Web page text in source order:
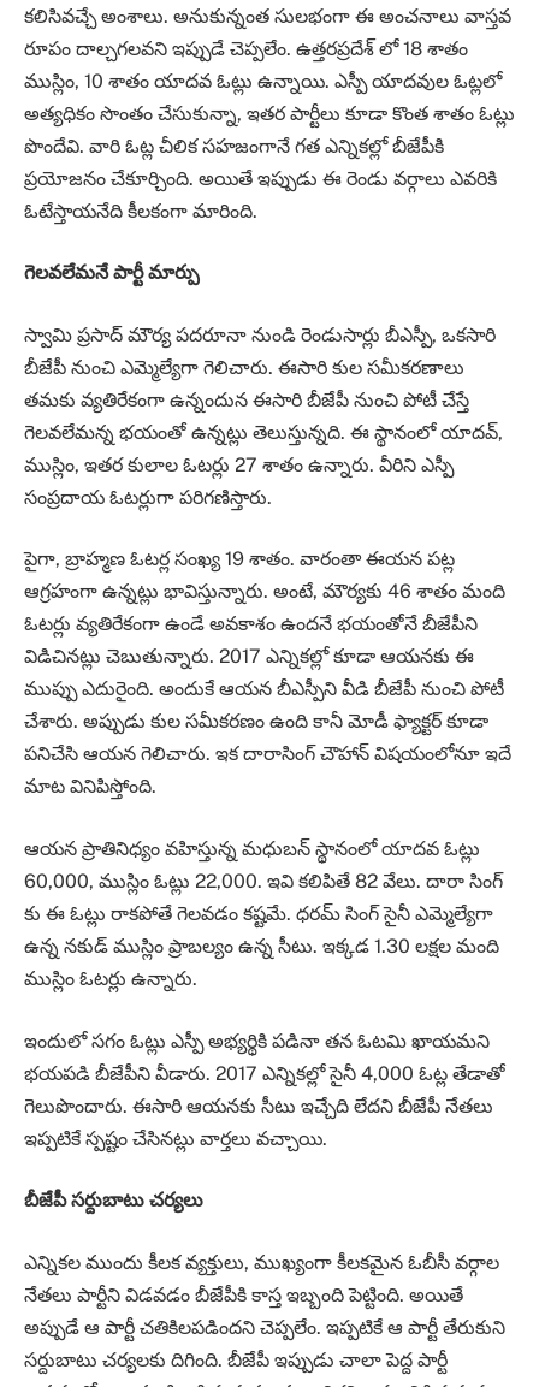
కలిసివచ్చే అంశాలు. అనుకున్నంత సులభంగా ఈ అంచనాలు వాస్తవ
రూపం దాల్చగలవని ఇప్పుడే చెప్పలేం. ఉత్తరప్రదేశ్ లో 18 శాతం
ముస్లిం, 10 శాతం యాదవ ఓట్లు ఉన్నాయి. ఎస్పీ యాదవుల ఓట్లలో
అత్యధికం సొంతం చేసుకున్నా, ఇతర పార్టీలు కూడా కొంత శాతం ఓట్లు
పొందేవి. వారి ఓట్ల చీలిక సహజంగానే గత ఎన్నికల్లో బీజేపీకి
ప్రయోజనం చేకూర్చింది. అయితే ఇప్పుడు ఈ రెండు వర్గాలు ఎవరికి
ఓటేస్తాయనేది కీలకంగా మారింది.
గెలవలేమనే పార్టీ మార్పు
స్వామి ప్రసాద్ మౌర్య పదరూనా నుండి రెండుసార్లు బీఎస్పీ, ఒకసారి
బీజేపీ నుంచి ఎమ్మెల్యేగా గెలిచారు. ఈసారి కుల సమీకరణాలు
తమకు వ్యతిరేకంగా ఉన్నందున ఈసారి బీజేపీ నుంచి పోటీ చేస్తే
గెలవలేమన్న భయంతో ఉన్నట్లు తెలుస్తున్నది. ఈ స్థానంలో యాదవ్,
ముస్లిం, ఇతర కులాల ఓటర్లు 27 శాతం ఉన్నారు. వీరిని ఎస్పీ
సంప్రదాయ ఓటర్లుగా పరిగణిస్తారు.
పైగా, బ్రాహ్మణ ఓటర్ల సంఖ్య 19 శాతం. వారంతా ఈయన పట్ల
ఆగ్రహంగా ఉన్నట్లు భావిస్తున్నారు. అంటే, మౌర్యకు 46 శాతం మంది
ఓటర్లు వ్యతిరేకంగా ఉండే అవకాశం ఉందనే భయంతోనే బీజేపీని
విడిచినట్లు చెబుతున్నారు. 2017 ఎన్నికల్లో కూడా ఆయనకు ఈ
ముప్పు ఎదురైంది. అందుకే ఆయన బీఎస్పీని వీడి బీజేపీ నుంచి పోటీ
చేశారు. అప్పుడు కుల సమీకరణం ఉంది కానీ మోడీ ఫ్యాక్టర్ కూడా
పనిచేసి ఆయన గెలిచారు. ఇక దారాసింగ్‌ చౌహాన్‌ విషయంలోనూ ఇదే
మాట వినిపిస్తోంది.
ఆయన ప్రాతినిధ్యం వహిస్తున్న మధుబన్ స్థానంలో యాదవ ఓట్లు
60,000, ముస్లిం ఓట్లు 22,000. ఇవి కలిపితే 82 వేలు. దారా సింగ్
కు ఈ ఓట్లు రాకపోతే గెలవడం కష్టమే. ధరమ్ సింగ్ సైనీ ఎమ్మెల్యేగా
ఉన్న నకుడ్ ముస్లిం ప్రాబల్యం ఉన్న సీటు. ఇక్కడ 1.30 లక్షల మంది
ముస్లిం ఓటర్లు ఉన్నారు.
ఇందులో సగం ఓట్లు ఎస్పీ అభ్యర్థికి పడినా తన ఓటమి ఖాయమని
భయపడి బీజేపీని వీడారు. 2017 ఎన్నికల్లో సైనీ 4,000 ఓట్ల తేడాతో
గెలుపొందారు. ఈసారి ఆయనకు సీటు ఇచ్చేది లేదని బీజేపీ నేతలు
ఇప్పటికే స్పష్టం చేసినట్లు వార్తలు వచ్చాయి.
బీజేపీ సర్దుబాటు చర్యలు
ఎన్నికల ముందు కీలక వ్యక్తులు, ముఖ్యంగా కీలకమైన ఓబీసీ వర్గాల
నేతలు పార్టీని విడవడం బీజేపీకి కాస్త ఇబ్బంది పెట్టింది. అయితే
అప్పుడే ఆ పార్టీ చతికిలపడిందని చెప్పలేం. ఇప్పటికే ఆ పార్టీ తేరుకుని
సర్దుబాటు చర్యలకు దిగింది. బీజేపీ ఇప్పుడు చాలా పెద్ద పార్టీ